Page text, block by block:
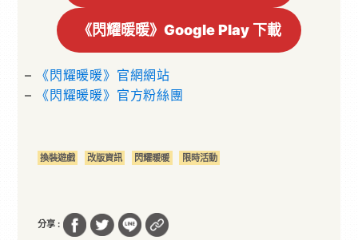
《閃耀暖暖》Google Play 下載
–
《閃耀暖暖》官網網站
–
《閃耀暖暖》官方粉絲團
換裝遊戲 改版資訊 閃耀暖暖 限時活動
分享 :